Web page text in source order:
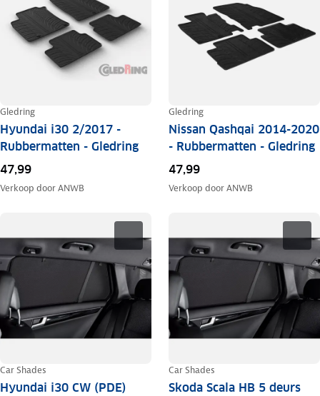
Gledring
Hyundai i30 2/2017 -
Rubbermatten - Gledring
47,99
Verkoop doorANWB
Gledring
Nissan Qashqai 2014-2020
- Rubbermatten - Gledring
47,99
Verkoop doorANWB
Car Shades
Hyundai i30 CW (PDE)
Car Shades
Skoda Scala HB 5 deurs